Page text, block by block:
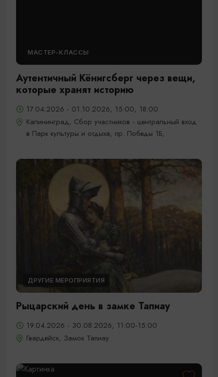
МАСТЕР-КЛАССЫ
Аутентичный Кёнигсберг через вещи,
которые хранят историю
17.04.2026 - 01.10.2026, 15:00, 18:00
Калининград, Сбор участников - центральный вход
в Парк культуры и отдыха, пр. Победы 1Б,
ДРУГИЕ МЕРОПРИЯТИЯ
Рыцарский день в замке Тапиау
19.04.2026 - 30.08.2026, 11:00-15:00
Гвардейск, Замок Тапиау